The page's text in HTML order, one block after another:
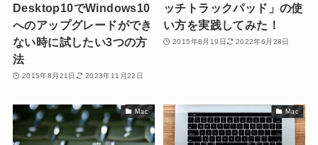
Desktop10でWindows10
へのアップグレードができ
ない時に試したい3つの方
法
2015年8月21日 2023年11月22日
ッチトラックパッド」の使
い方を実践してみた！
2015年8月19日 2022年6月28日
Mac Mac